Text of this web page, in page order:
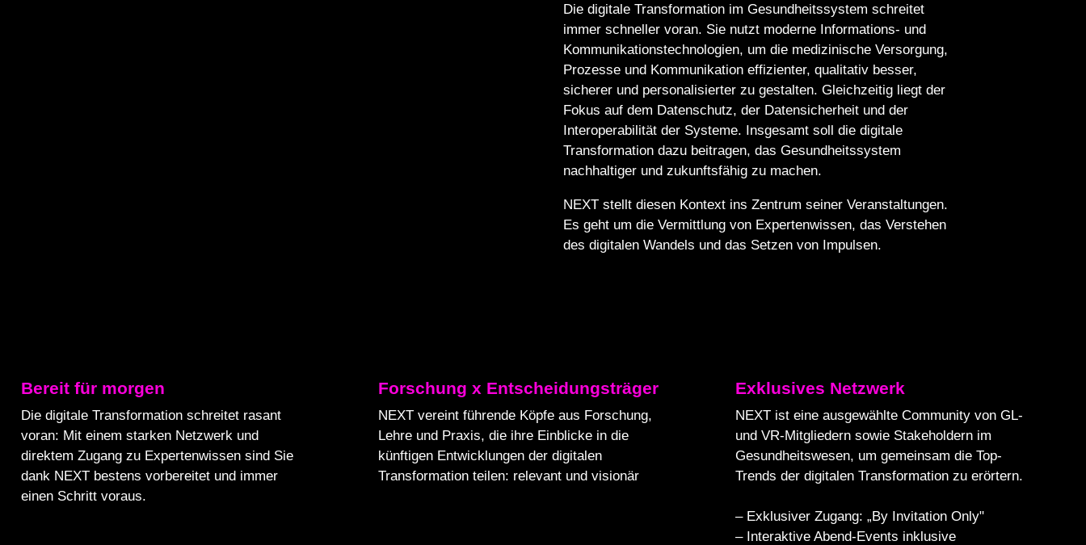
Die digitale Transformation im Gesundheitssystem schreitet
immer schneller voran. Sie nutzt moderne Informations- und
Kommunikationstechnologien, um die medizinische Versorgung,
Prozesse und Kommunikation effizienter, qualitativ besser,
sicherer und personalisierter zu gestalten. Gleichzeitig liegt der
Fokus auf dem Datenschutz, der Datensicherheit und der
Interoperabilität der Systeme. Insgesamt soll die digitale
Transformation dazu beitragen, das Gesundheitssystem
nachhaltiger und zukunftsfähig zu machen.
NEXT stellt diesen Kontext ins Zentrum seiner Veranstaltungen.
Es geht um die Vermittlung von Expertenwissen, das Verstehen
des digitalen Wandels und das Setzen von Impulsen.
Bereit für morgen
Die digitale Transformation schreitet rasant
voran: Mit einem starken Netzwerk und
direktem Zugang zu Expertenwissen sind Sie
dank NEXT bestens vorbereitet und immer
einen Schritt voraus.
Forschung x Entscheidungsträger
NEXT vereint führende Köpfe aus Forschung,
Lehre und Praxis, die ihre Einblicke in die
künftigen Entwicklungen der digitalen
Transformation teilen: relevant und visionär
Exklusives Netzwerk
NEXT ist eine ausgewählte Community von GL-
und VR-Mitgliedern sowie Stakeholdern im
Gesundheitswesen, um gemeinsam die Top-
Trends der digitalen Transformation zu erörtern.
– Exklusiver Zugang: „By Invitation Only"
– Interaktive Abend-Events inklusive